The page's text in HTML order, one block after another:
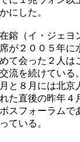
にした。
鎔（イ・ジェヨ
が２００５年に
て会った２人は
流を続けている
と８月には北京
た直後の昨年４
スフォーラムで
ている。